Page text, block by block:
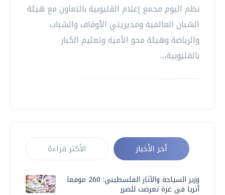
نظم اليوم مجمع إعلام القليوبية بالتعاون مع هيئة
الشبان العالمية ومديريتي الأوقاف والشباب
والرياضة وهيئة محو الأمية وتعليم الكبار
بالقليوبية،...
أخر الأخبار الأكثر قراءة
وزير السياحة والآثار الفلسطيني: 260 موقعا
أثريا في غزة تعرضت للضرر